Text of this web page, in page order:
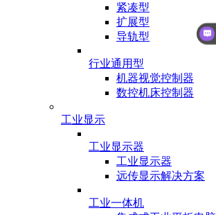
紧凑型
扩展型
导轨型
行业通用型
机器视觉控制器
数控机床控制器
工业显示
工业显示器
工业显示器
远传显示解决方案
工业一体机